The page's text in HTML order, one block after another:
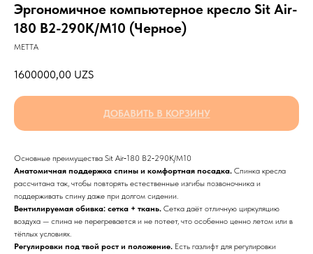
Эргономичное компьютерное кресло Sit Air-
180 B2-290K/M10 (Черное)
METTA
1600000,00 UZS
ДОБАВИТЬ В КОРЗИНУ
Основные преимущества Sit Air‑180 B2‑290K/M10
Анатомичная поддержка спины и комфортная посадка. Спинка кресла
рассчитана так, чтобы повторять естественные изгибы позвоночника и
поддерживать спину даже при долгом сидении.
Вентилируемая обивка: сетка + ткань. Сетка даёт отличную циркуляцию
воздуха — спина не перегревается и не потеет, что особенно ценно летом или в
тёплых условиях.
Регулировки под твой рост и положение. Есть газлифт для регулировки